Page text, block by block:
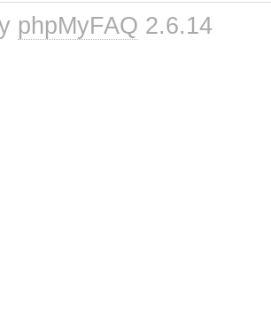
phpMyFAQ 2.6.14